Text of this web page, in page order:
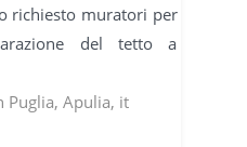
richiesto muratori per
del tetto a
Puglia, Apulia, it